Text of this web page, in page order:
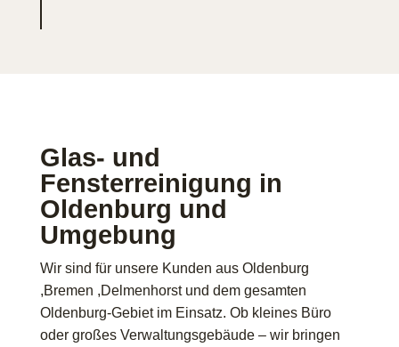
Glas- und
Fensterreinigung in
Oldenburg und
Umgebung
Wir sind für unsere Kunden aus Oldenburg
,Bremen ,Delmenhorst und dem gesamten
Oldenburg-Gebiet im Einsatz. Ob kleines Büro
oder großes Verwaltungsgebäude – wir bringen